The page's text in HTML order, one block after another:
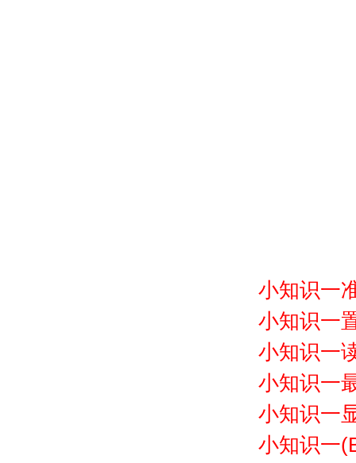
小知识一
小知识一
小知识一
小知识一
小知识一
小知识一